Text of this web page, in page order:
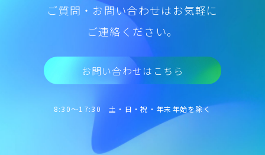
ご質問・お問い合わせはお気軽に
ご連絡ください。
お問い合わせはこちら
8:30～17:30 土・日・祝・年末年始を除く